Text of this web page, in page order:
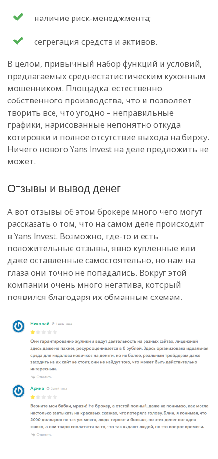
наличие риск-менеджмента;
сегрегация средств и активов.
В целом, привычный набор функций и условий,
предлагаемых среднестатистическим кухонным
мошенником. Площадка, естественно,
собственного производства, что и позволяет
творить все, что угодно – неправильные
графики, нарисованные непонятно откуда
котировки и полное отсутствие выхода на биржу.
Ничего нового Yans Invest на деле предложить не
может.
Отзывы и вывод денег
А вот отзывы об этом брокере много чего могут
рассказать о том, что на самом деле происходит
в Yans Invest. Возможно, где-то и есть
положительные отзывы, явно купленные или
даже оставленные самостоятельно, но нам на
глаза они точно не попадались. Вокруг этой
компании очень много негатива, который
появился благодаря их обманным схемам.